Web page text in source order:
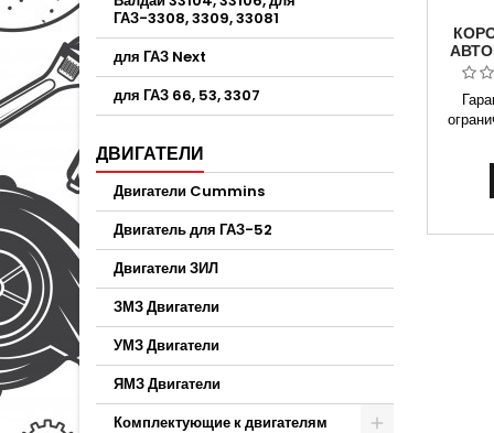
ГАЗ-3308, 3309, 33081
для ГАЗ Next
для ГАЗ 66, 53, 3307
ДВИГАТЕЛИ
Двигатели Cummins
Двигатель для ГАЗ-52
Двигатели ЗИЛ
ЗМЗ Двигатели
УМЗ Двигатели
ЯМЗ Двигатели
Комплектующие к двигателям
ГАЗ-
дв.